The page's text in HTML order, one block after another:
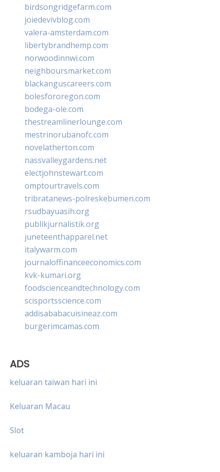
birdsongridgefarm.com
joiedevivblog.com
valera-amsterdam.com
libertybrandhemp.com
norwoodinnwi.com
neighboursmarket.com
blackanguscareers.com
bolesfororegon.com
bodega-ole.com
thestreamlinerlounge.com
mestrinorubanofc.com
novelatherton.com
nassvalleygardens.net
electjohnstewart.com
omptourtravels.com
tribratanews-polreskebumen.com
rsudbayuasih.org
publikjurnalistik.org
juneteenthapparel.net
italywarm.com
journaloffinanceeconomics.com
kvk-kumari.org
foodscienceandtechnology.com
scisportsscience.com
addisababacuisineaz.com
burgerimcamas.com
ADS
keluaran taiwan hari ini
Keluaran Macau
Slot
keluaran kamboja hari ini